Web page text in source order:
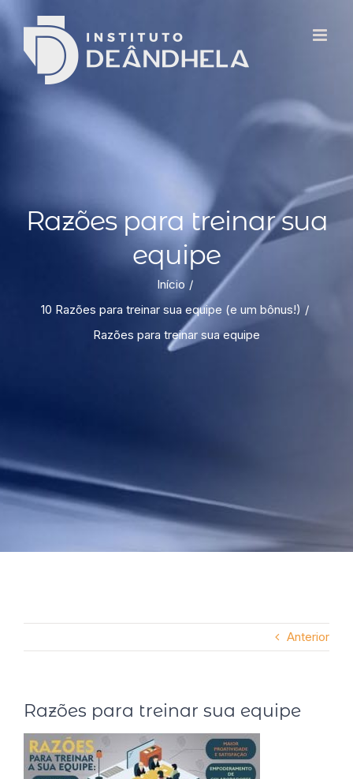
Razões para treinar sua
equipe
Início
10 Razões para treinar sua equipe (e um bônus!)
Razões para treinar sua equipe
Anterior
Razões para treinar sua equipe